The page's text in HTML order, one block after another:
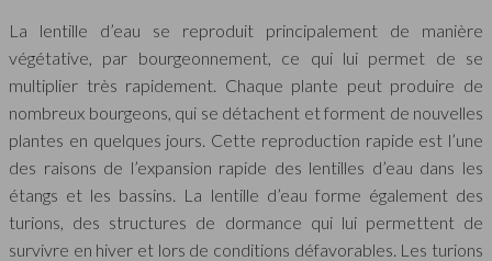
La lentille d’eau se reproduit principalement de manière
végétative, par bourgeonnement, ce qui lui permet de se
multiplier très rapidement. Chaque plante peut produire de
nombreux bourgeons, qui se détachent et forment de nouvelles
plantes en quelques jours. Cette reproduction rapide est l’une
des raisons de l’expansion rapide des lentilles d’eau dans les
étangs et les bassins. La lentille d’eau forme également des
turions, des structures de dormance qui lui permettent de
survivre en hiver et lors de conditions défavorables. Les turions